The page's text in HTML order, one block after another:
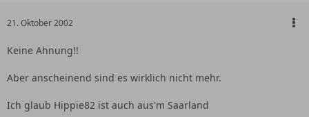
21. Oktober 2002
Keine Ahnung!!
Aber anscheinend sind es wirklich nicht mehr.
Ich glaub Hippie82 ist auch aus'm Saarland